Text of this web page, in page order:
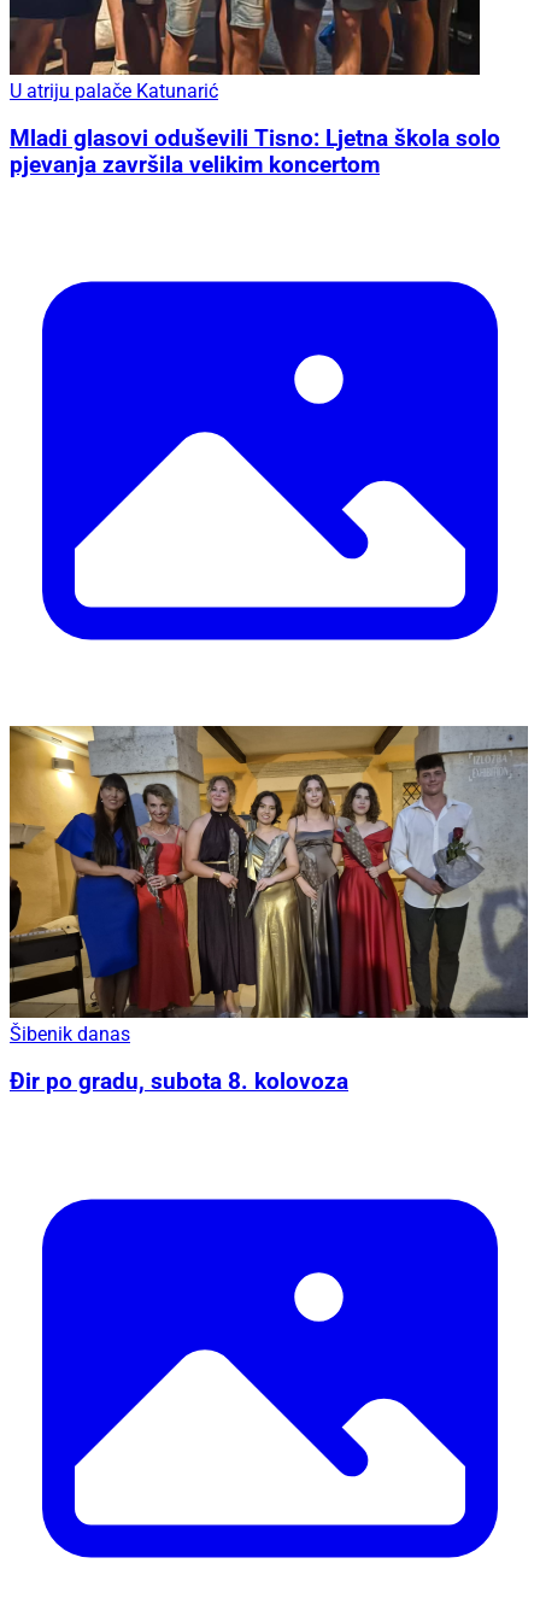
U atriju palače Katunarić
Mladi glasovi oduševili Tisno: Ljetna škola solo
pjevanja završila velikim koncertom
Šibenik danas
Đir po gradu, subota 8. kolovoza